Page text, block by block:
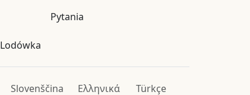
Pytania
Lodówka
Slovenščina Ελληνικά
Türkçe